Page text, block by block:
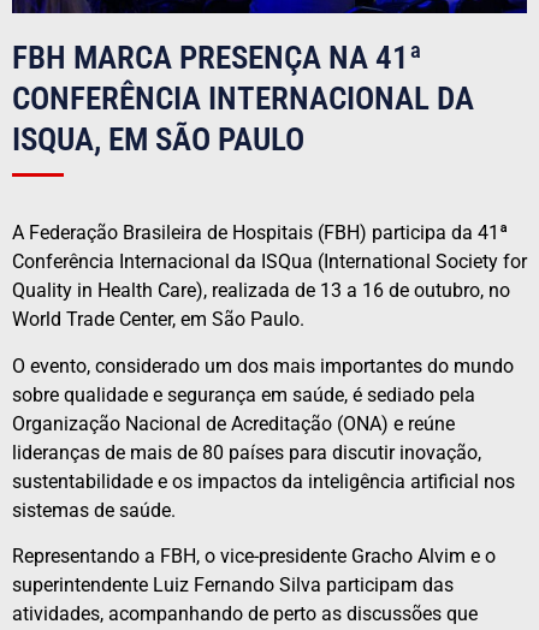
FBH MARCA PRESENÇA NA 41ª
CONFERÊNCIA INTERNACIONAL DA
ISQUA, EM SÃO PAULO
A Federação Brasileira de Hospitais (FBH) participa da 41ª
Conferência Internacional da ISQua (International Society for
Quality in Health Care), realizada de 13 a 16 de outubro, no
World Trade Center, em São Paulo.
O evento, considerado um dos mais importantes do mundo
sobre qualidade e segurança em saúde, é sediado pela
Organização Nacional de Acreditação (ONA) e reúne
lideranças de mais de 80 países para discutir inovação,
sustentabilidade e os impactos da inteligência artificial nos
sistemas de saúde.
Representando a FBH, o vice-presidente Gracho Alvim e o
superintendente Luiz Fernando Silva participam das
atividades, acompanhando de perto as discussões que